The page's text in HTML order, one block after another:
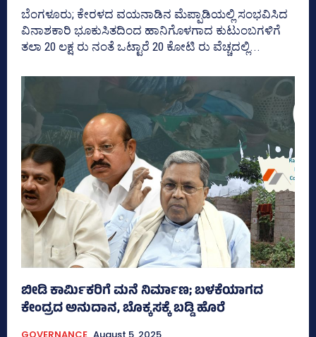
ಬೆಂಗಳೂರು; ಕೇರಳದ ವಯನಾಡಿನ ಮೆಪ್ಪಾಡಿಯಲ್ಲಿ ಸಂಭವಿಸಿದ
ವಿನಾಶಕಾರಿ ಭೂಕುಸಿತದಿಂದ ಹಾನಿಗೊಳಗಾದ ಕುಟುಂಬಗಳಿಗೆ
ತಲಾ 20 ಲಕ್ಷ ರು ನಂತೆ ಒಟ್ಟಾರೆ 20 ಕೋಟಿ ರು ವೆಚ್ಚದಲ್ಲಿ...
ಬೀಡಿ ಕಾರ್ಮಿಕರಿಗೆ ಮನೆ ನಿರ್ಮಾಣ; ಬಳಕೆಯಾಗದ
ಕೇಂದ್ರದ ಅನುದಾನ, ಬೊಕ್ಕಸಕ್ಕೆ ಬಡ್ಡಿ ಹೊರೆ
GOVERNANCE August 5, 2025